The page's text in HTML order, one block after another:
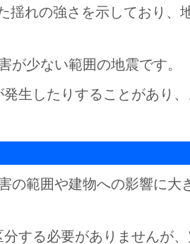
揺れの強さを示しており、
少ない範囲の地震です。
生したりすることがあり
の範囲や建物への影響に大
する必要がありませんが